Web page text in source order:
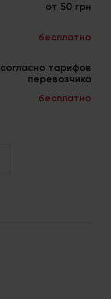
от 50 грн
бесплатно
согласно тарифов
перевозчика
бесплатно